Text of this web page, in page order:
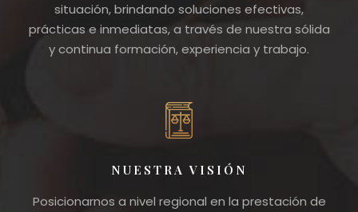
situación, brindando soluciones efectivas,
prácticas e inmediatas, a través de nuestra sólida
y continua formación, experiencia y trabajo.
NUESTRA VISIÓN
Posicionarnos a nivel regional en la prestación de